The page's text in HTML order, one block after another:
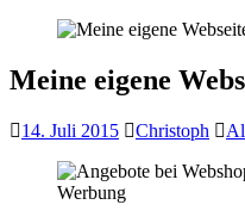
Meine eigene
14. Juli 2015 Christoph
Werbung